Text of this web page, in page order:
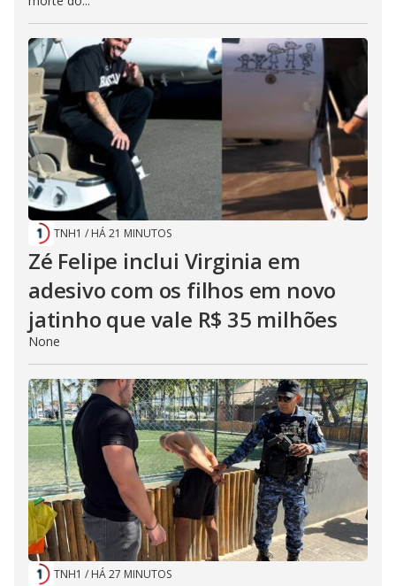
TNH1 / HÁ 21 MINUTOS
Zé Felipe inclui Virginia em
adesivo com os filhos em novo
jatinho que vale R$ 35 milhões
None
TNH1 / HÁ 27 MINUTOS